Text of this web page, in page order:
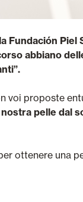
Fundación Piel
abbiano
proposte
pelle dal
ottenere una